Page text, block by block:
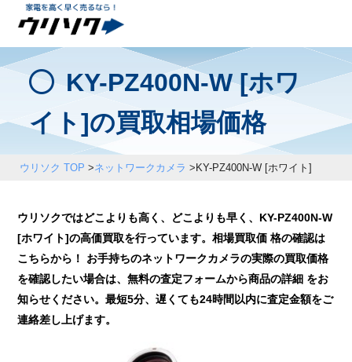
KY-PZ400N-W [ホワ
イト]の買取相場価格
ウリソク TOP >ネットワークカメラ > KY-PZ400N-W [ホワイト]
ウリソクではどこよりも高く、どこよりも早く、KY-PZ400N-W
[ホワイト]の高価買取を行っています。相場買取価 格の確認は
こちらから！ お手持ちのネットワークカメラの実際の買取価格
を確認したい場合は、無料の査定フォームから商品の詳細 をお
知らせください。最短5分、遅くても24時間以内に査定金額をご
連絡差し上げます。